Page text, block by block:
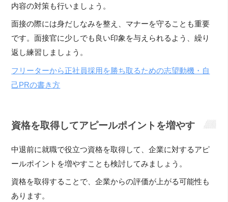
内容の対策も行いましょう。
面接の際には身だしなみを整え、マナーを守ることも重要
です。面接官に少しでも良い印象を与えられるよう、繰り
返し練習しましょう。
フリーターから正社員採用を勝ち取るための志望動機・自
己PRの書き方
資格を取得してアピールポイントを増やす
中退前に就職で役立つ資格を取得して、企業に対するアピ
ールポイントを増やすことも検討してみましょう。
資格を取得することで、企業からの評価が上がる可能性も
あります。